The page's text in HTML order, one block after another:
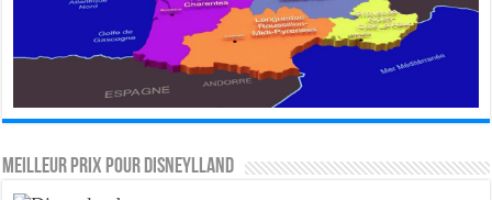
MEILLEUR PRIX POUR DISNEYLLAND